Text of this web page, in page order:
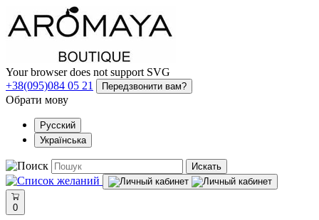
Your browser does not support SVG
+38(095)084 05 21
Передзвонити вам?
Обрати мову
Русский
Українська
Искать
0